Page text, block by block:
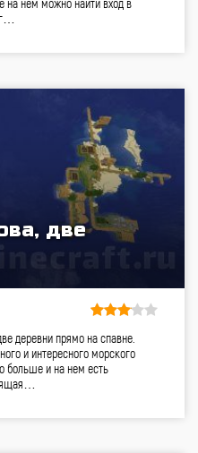
на нем можно найти вход в
две
деревни прямо на спавне.
и интересного морского
больше и на нем есть